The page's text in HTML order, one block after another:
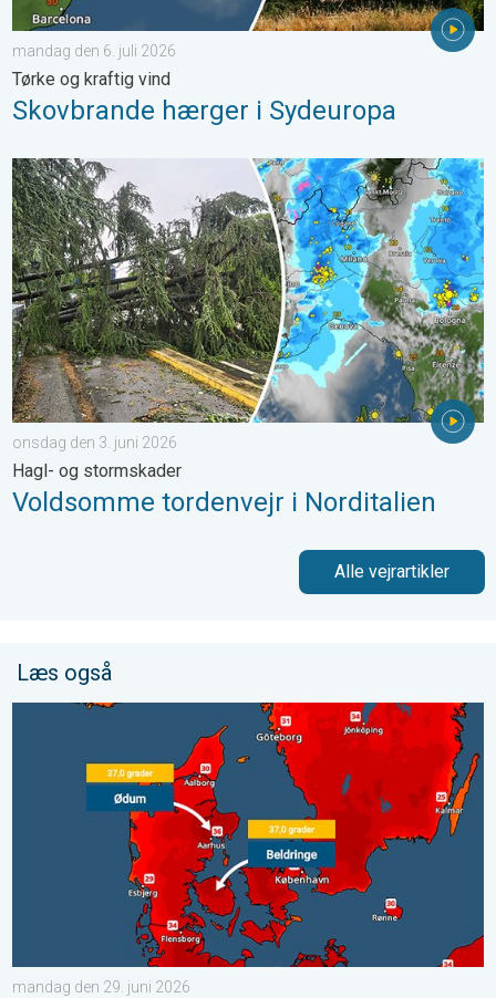
mandag den 6. juli 2026
Tørke og kraftig vind
Skovbrande hærger i Sydeuropa
Voldsomme tordenvejr i Norditalien. Hagl- og stormskader. . .
onsdag den 3. juni 2026
Hagl- og stormskader
Voldsomme tordenvejr i Norditalien
Alle vejrartikler
Læs også
Historisk varme i Danmark. Ny varmerekord. . . mandag den
mandag den 29. juni 2026